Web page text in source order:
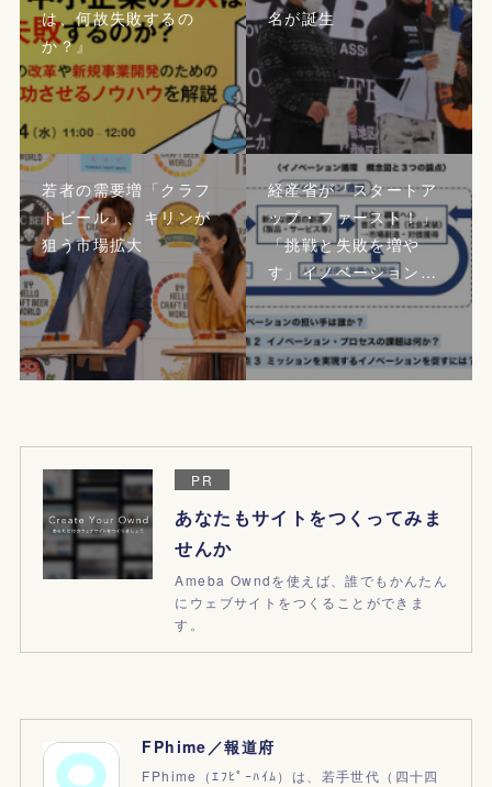
は、何故失敗するの
か？』
名が誕生
若者の需要増「クラフ
トビール」、キリンが
狙う市場拡大
経産省が「スタートア
ップ・ファースト！」
「挑戦と失敗を増や
す」イノベーション…
PR
あなたもサイトをつくってみま
せんか
Ameba Owndを使えば、誰でもかんたん
にウェブサイトをつくることができま
す。
FPhime／報道府
FPhime（ｴﾌﾋﾟｰﾊｲﾑ）は、若手世代（四十四